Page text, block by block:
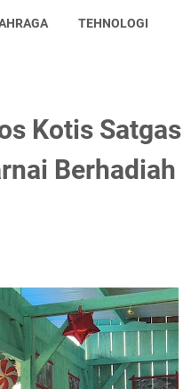
TEHNOLOGI
Kotis Satgas
Berhadiah